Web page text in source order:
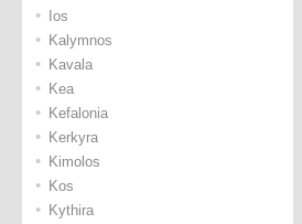
• Ios
• Kalymnos
• Kavala
• Kea
• Kefalonia
• Kerkyra
• Kimolos
• Kos
• Kythira